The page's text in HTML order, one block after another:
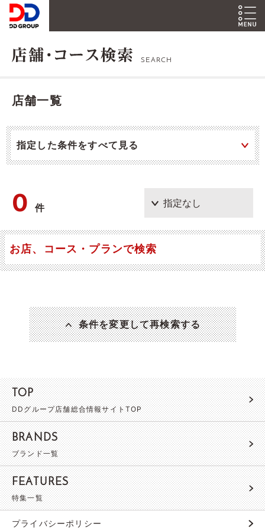
SEARCH
店舗一覧
指定した条件をすべて見る
0件
お店、コース・プランで検索
条件を変更して再検索する
TOP
DDグループ店舗総合情報サイトTOP
BRANDS
ブランド一覧
FEATURES
特集一覧
プライバシーポリシー